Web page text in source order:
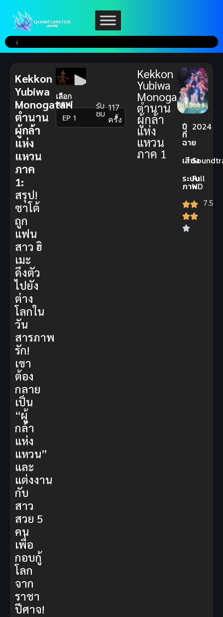
เลือก
ตอน:
▼
รับ
ชม 117
ครั้ง
Kekkon
Yubiwa
Monogatari
ตำนาน
ผู้กล้า
แห่ง
แหวน
ภาค 1
ปี
ที่
ฉาย
2024
เสียง
ระบบ
ภาพ
Full
HD
7.5
Kekkon
Yubiwa
Monogatari
ตำนาน
ผู้กล้า
แห่ง
แหวน
ภาค
1:
สรุป!
ซาโต้
ถูก
แฟน
สาว ฮิ
เมะ
ดึงตัว
ไปยัง
ต่าง
โลกใน
วัน
สารภาพ
รัก!
เขา
ต้อง
กลาย
เป็น
“ผู้
กล้า
แห่ง
แหวน”
และ
แต่งงาน
กับ
สาว
สวย 5
คน
เพื่อ
กอบกู้
โลก
จาก
ราชา
ปีศาจ!